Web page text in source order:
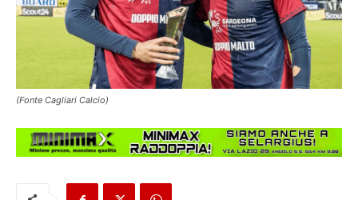
(Fonte Cagliari Calcio)